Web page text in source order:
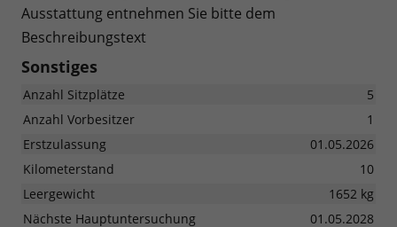
Ausstattung entnehmen Sie bitte dem
Beschreibungstext
Sonstiges
Anzahl Sitzplätze
5
Anzahl Vorbesitzer
1
Erstzulassung
01.05.2026
Kilometerstand
10
Leergewicht
1652 kg
Nächste Hauptuntersuchung
01.05.2028